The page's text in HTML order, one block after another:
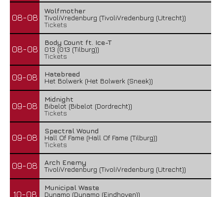
08-08
Wolfmother
TivoliVredenburg (TivoliVredenburg (Utrecht))
Tickets
08-08
Body Count ft. Ice-T
013 (013 (Tilburg))
Tickets
09-08
Hatebreed
Het Bolwerk (Het Bolwerk (Sneek))
09-08
Midnight
Bibelot (Bibelot (Dordrecht))
Tickets
09-08
Spectral Wound
Hall Of Fame (Hall Of Fame (Tilburg))
Tickets
09-08
Arch Enemy
TivoliVredenburg (TivoliVredenburg (Utrecht))
10-08
Municipal Waste
Dynamo (Dynamo (Eindhoven))